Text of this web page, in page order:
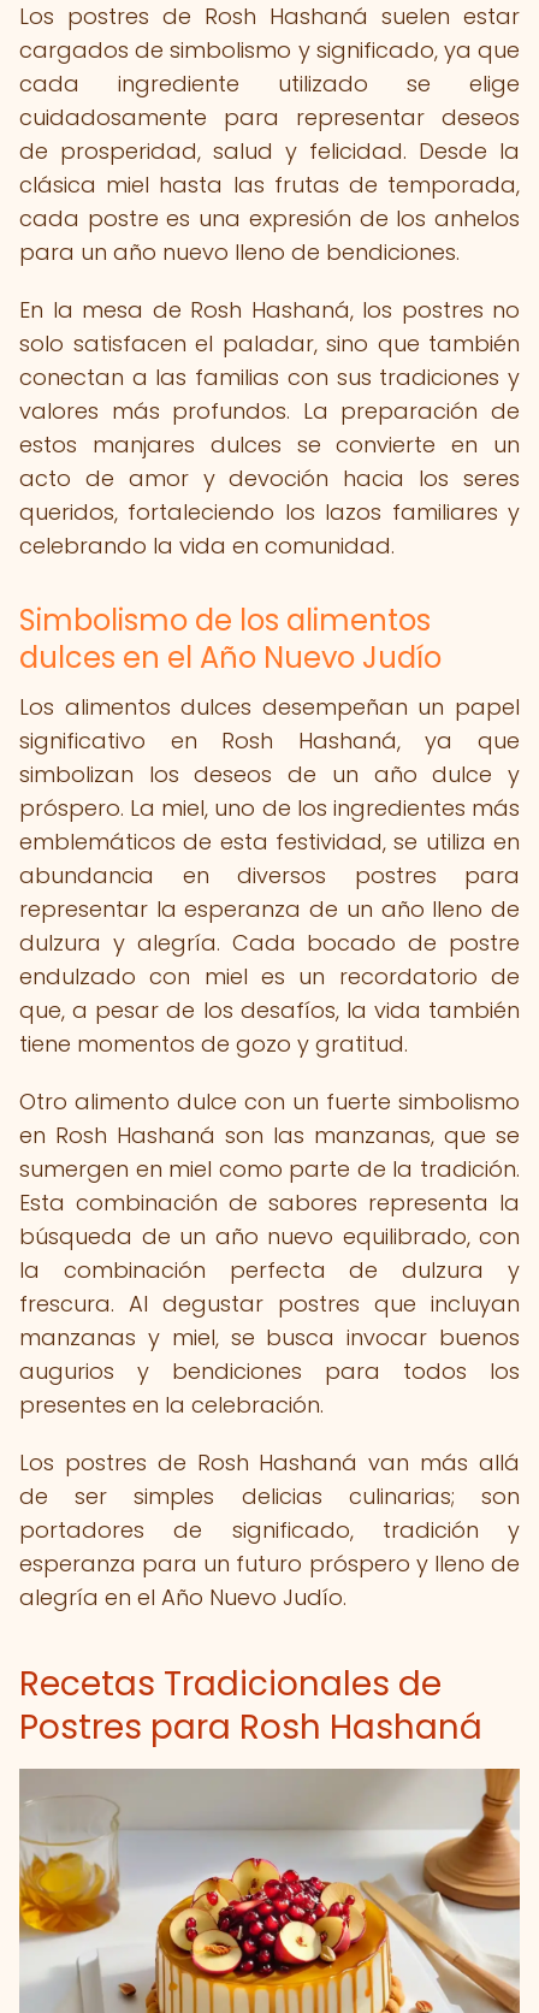
Los postres de Rosh Hashaná suelen estar
cargados de simbolismo y significado, ya que
cada ingrediente utilizado se elige
cuidadosamente para representar deseos
de prosperidad, salud y felicidad. Desde la
clásica miel hasta las frutas de temporada,
cada postre es una expresión de los anhelos
para un año nuevo lleno de bendiciones.
En la mesa de Rosh Hashaná, los postres no
solo satisfacen el paladar, sino que también
conectan a las familias con sus tradiciones y
valores más profundos. La preparación de
estos manjares dulces se convierte en un
acto de amor y devoción hacia los seres
queridos, fortaleciendo los lazos familiares y
celebrando la vida en comunidad.
Simbolismo de los alimentos
dulces en el Año Nuevo Judío
Los alimentos dulces desempeñan un papel
significativo en Rosh Hashaná, ya que
simbolizan los deseos de un año dulce y
próspero. La miel, uno de los ingredientes más
emblemáticos de esta festividad, se utiliza en
abundancia en diversos postres para
representar la esperanza de un año lleno de
dulzura y alegría. Cada bocado de postre
endulzado con miel es un recordatorio de
que, a pesar de los desafíos, la vida también
tiene momentos de gozo y gratitud.
Otro alimento dulce con un fuerte simbolismo
en Rosh Hashaná son las manzanas, que se
sumergen en miel como parte de la tradición.
Esta combinación de sabores representa la
búsqueda de un año nuevo equilibrado, con
la combinación perfecta de dulzura y
frescura. Al degustar postres que incluyan
manzanas y miel, se busca invocar buenos
augurios y bendiciones para todos los
presentes en la celebración.
Los postres de Rosh Hashaná van más allá
de ser simples delicias culinarias; son
portadores de significado, tradición y
esperanza para un futuro próspero y lleno de
alegría en el Año Nuevo Judío.
Recetas Tradicionales de
Postres para Rosh Hashaná